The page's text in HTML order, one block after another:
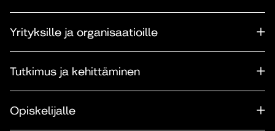
Yrityksille ja organisaatioille
Tutkimus ja kehittäminen
Opiskelijalle